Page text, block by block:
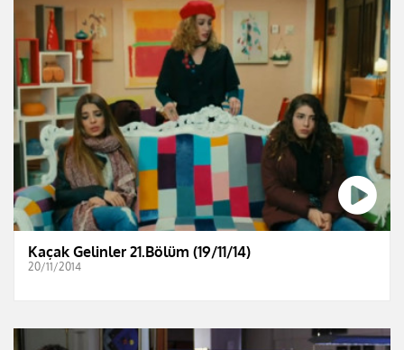
Kaçak Gelinler 21.Bölüm (19/11/14)
20/11/2014